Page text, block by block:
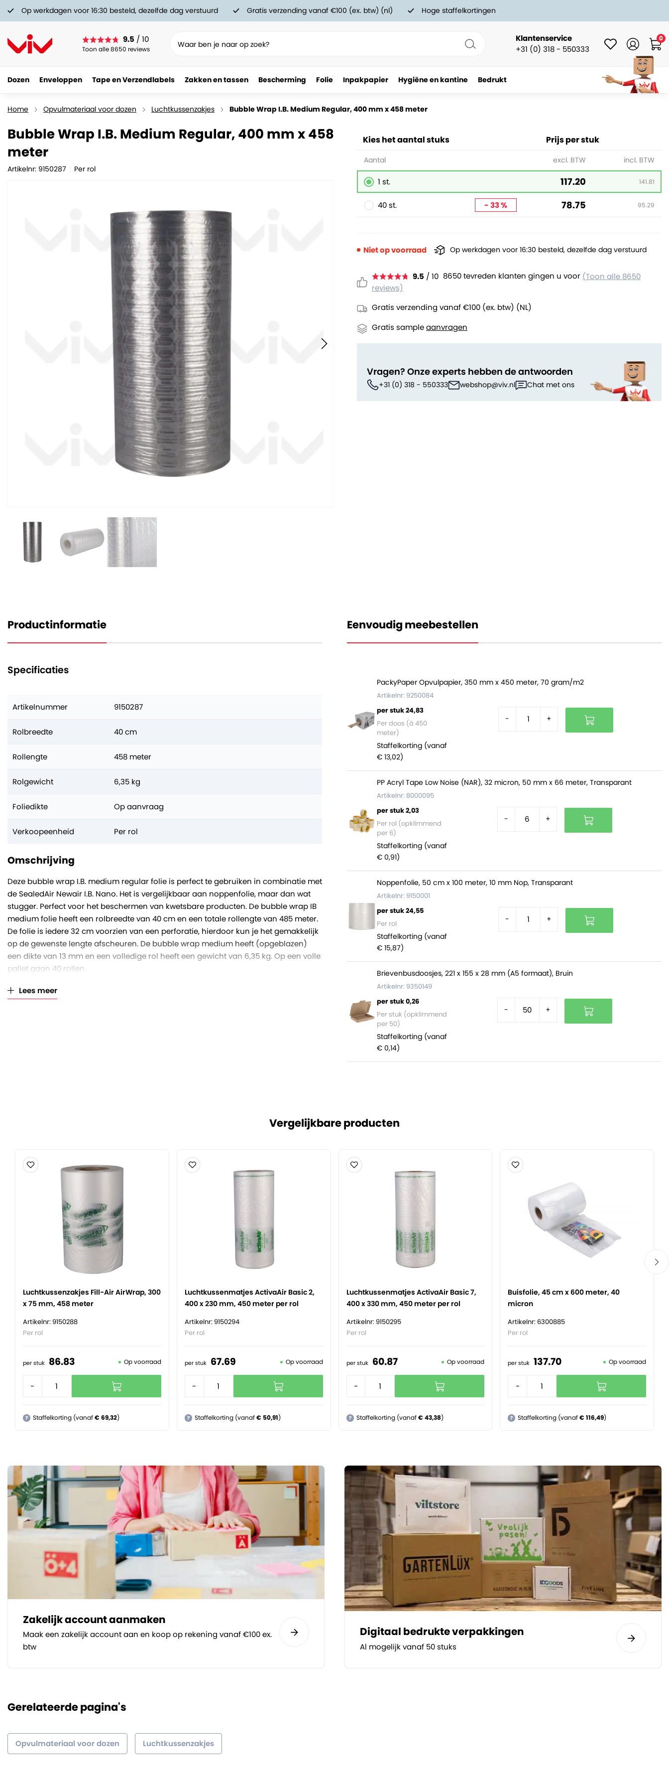
Op werkdagen voor 16:30 besteld, dezelfde dag verstuurd Gratis verzending vanaf €100 (ex. btw) (nl) Hoge staffelkortingen
Klantenservice
+31 (0) 318 - 550333
9.5 / 10
Toon alle 8650 reviews
0
Dozen Enveloppen Tape en Verzendlabels Zakken en tassen Bescherming Folie Inpakpapier Hygiëne en kantine Bedrukt
Home Opvulmateriaal voor dozen Luchtkussenzakjes Bubble Wrap I.B. Medium Regular, 400 mm x 458 meter
Bubble Wrap I.B. Medium Regular, 400 mm x 458
meter
Artikelnr: 9150287 Per rol
9.5 / 10 8650 tevreden klanten gingen u voor (Toon alle 8650
reviews)
Gratis verzending vanaf €100 (ex. btw) (NL)
Gratis sampleaanvragen
Kies het aantal stuks Prijs per stuk
Aantal excl. BTW incl. BTW
1 st. 117.20 141.81
40 st. - 33 % 78.75 95.29
Niet op voorraad Op werkdagen voor 16:30 besteld, dezelfde dag verstuurd
Vragen? Onze experts hebben de antwoorden
+31 (0) 318 - 550333 webshop@viv.nl Chat met ons
Productinformatie
Specificaties
Artikelnummer 9150287
Rolbreedte 40 cm
Rollengte 458 meter
Rolgewicht 6,35 kg
Foliedikte Op aanvraag
Verkoopeenheid Per rol
Omschrijving
Deze bubble wrap I.B. medium regular folie is perfect te gebruiken in combinatie met
de SealedAir Newair I.B. Nano. Het is vergelijkbaar aan noppenfolie, maar dan wat
stugger. Perfect voor het beschermen van kwetsbare producten. De bubble wrap IB
medium folie heeft een rolbreedte van 40 cm en een totale rollengte van 485 meter.
De folie is iedere 32 cm voorzien van een perforatie, hierdoor kun je het gemakkelijk
op de gewenste lengte afscheuren. De bubble wrap medium heeft (opgeblazen)
een dikte van 13 mm en een volledige rol heeft een gewicht van 6,35 kg. Op een volle
pallet gaan 40 rollen.
Lees meer
Eenvoudig meebestellen
PackyPaper Opvulpapier, 350 mm x 450 meter, 70 gram/m2
Artikelnr: 9250084
per stuk 24,83
Per doos (à 450
meter)
Staffelkorting (vanaf
€ 13,02)
- +
PP Acryl Tape Low Noise (NAR), 32 micron, 50 mm x 66 meter, Transparant
Artikelnr: 8000095
per stuk 2,03
Per rol (opklimmend
per 6)
Staffelkorting (vanaf
€ 0,91)
- +
Noppenfolie, 50 cm x 100 meter, 10 mm Nop, Transparant
Artikelnr: 9150001
per stuk 24,55
Per rol
Staffelkorting (vanaf
€ 15,87)
- +
Brievenbusdoosjes, 221 x 155 x 28 mm (A5 formaat), Bruin
Artikelnr: 9350149
per stuk 0,26
Per stuk (opklimmend
per 50)
Staffelkorting (vanaf
€ 0,14)
- +
Vergelijkbare producten
Luchtkussenzakjes Fill-Air AirWrap, 300
x 75 mm, 458 meter
Artikelnr: 9150288
Per rol
per stuk 86.83 Op voorraad
-
? Staffelkorting (vanaf€ 69,32)
Luchtkussenmatjes ActivaAir Basic 2,
400 x 230 mm, 450 meter per rol
Artikelnr: 9150294
Per rol
per stuk 67.69 Op voorraad
-
? Staffelkorting (vanaf€ 50,91)
Luchtkussenmatjes ActivaAir Basic 7,
400 x 330 mm, 450 meter per rol
Artikelnr: 9150295
Per rol
per stuk 60.87 Op voorraad
-
? Staffelkorting (vanaf€ 43,38)
Buisfolie, 45 cm x 600 meter, 40
micron
Artikelnr: 6300885
Per rol
per stuk 137.70 Op voorraad
-
? Staffelkorting (vanaf€ 116,49)
Zakelijk account aanmaken
Maak een zakelijk account aan en koop op rekening vanaf €100 ex.
btw
Digitaal bedrukte verpakkingen
Al mogelijk vanaf 50 stuks
Gerelateerde pagina's
Opvulmateriaal voor dozen Luchtkussenzakjes